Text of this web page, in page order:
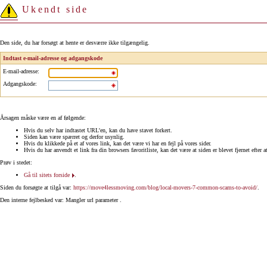
Ukendt side
Den side, du har forsøgt at hente er desværre ikke tilgængelig.
Indtast e-mail-adresse og adgangskode
E-mail-adresse:
Adgangskode:
Årsagen måske være en af følgende:
Hvis du selv har indtastet URL'en, kan du have stavet forkert.
Siden kan være spærret og derfor usynlig.
Hvis du klikkede på et af vores link, kan det være vi har en fejl på vores sider.
Hvis du har anvendt et link fra din browsers favoritliste, kan det være at siden er blevet fjernet efter
Prøv i stedet:
Gå til sitets forside
Siden du forsøgte at tilgå var: https://move4lessmoving.com/blog/local-movers-7-common-scams-to-avoid/
Den interne fejlbesked var: Mangler url parameter .